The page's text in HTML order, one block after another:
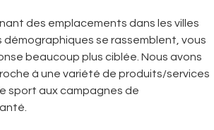
des emplacements dans les villes
se rassemblent, vous
beaucoup plus ciblée. Nous avons
à une variété de produits/services
sport aux campagnes de